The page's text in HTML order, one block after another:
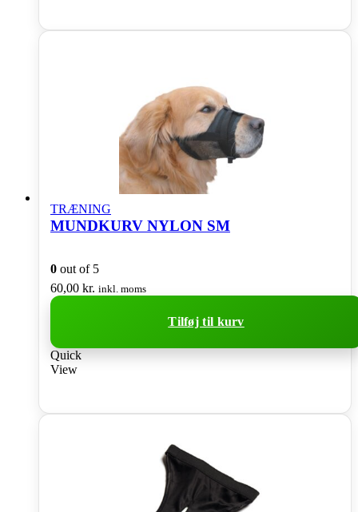
TRÆNING
MUNDKURV NYLON SM
0 out of 5
60,00 kr. inkl. moms
Tilføj til kurv
Quick
View